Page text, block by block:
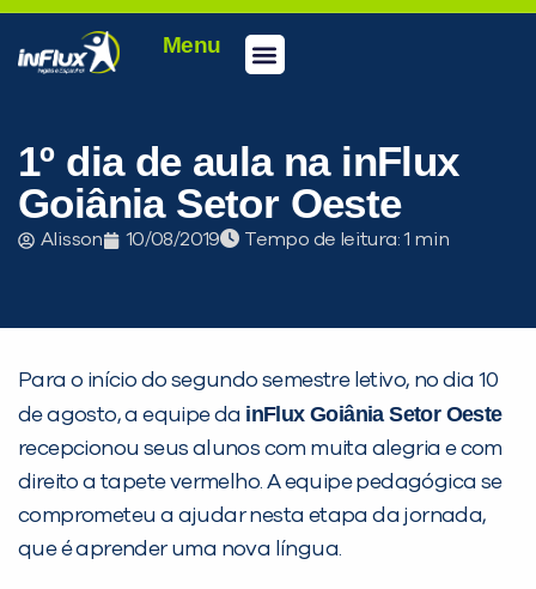
Menu
1º dia de aula na inFlux
Goiânia Setor Oeste
Alisson 10/08/2019 Tempo de leitura:
Para o início do segundo semestre letivo, no dia 10
de agosto, a equipe da inFlux Goiânia Setor Oeste
recepcionou seus alunos com muita alegria e com
direito a tapete vermelho. A equipe pedagógica se
comprometeu a ajudar nesta etapa da jornada,
que é aprender uma nova língua.
PEÇA UMA DEMONSTRAÇÃO DE MÉTODO